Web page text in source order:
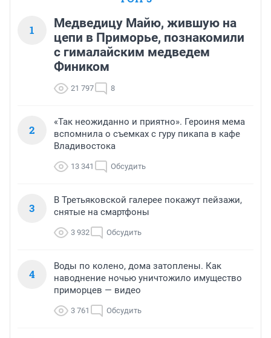
1
Медведицу Майю, жившую на
цепи в Приморье, познакомили
с гималайским медведем
Фиником
21 797 8
2
«Так неожиданно и приятно». Героиня мема
вспомнила о съемках с гуру пикапа в кафе
Владивостока
13 341 Обсудить
3
В Третьяковской галерее покажут пейзажи,
снятые на смартфоны
3 932 Обсудить
4
Воды по колено, дома затоплены. Как
наводнение ночью уничтожило имущество
приморцев — видео
3 761 Обсудить